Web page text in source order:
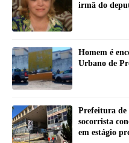
irmã do
Homem é
Urbano de
Prefeitura de
socorrista
em estágio